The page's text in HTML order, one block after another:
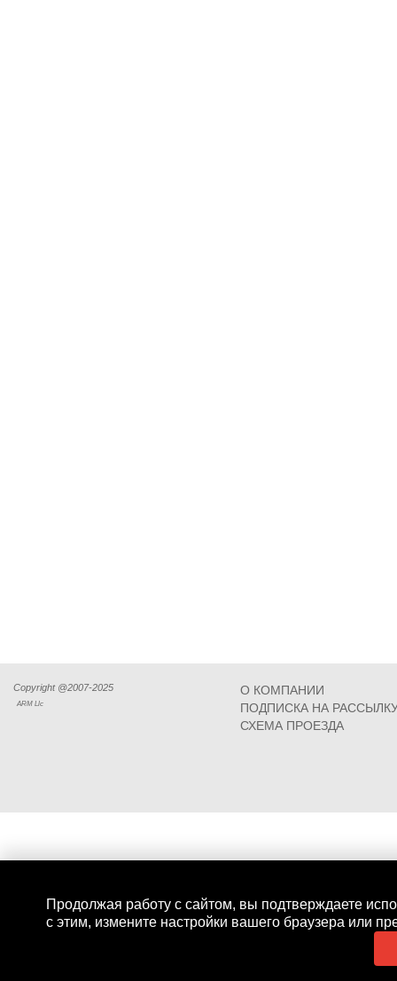
Продолжая работу с сайтом, вы подтверждаете
с этим, измените настройки вашего браузера или
Copyright @2007-2025
ARM Llc
О КОМПАНИИ
ПОДПИСКА НА
СХЕМА ПРОЕЗДА